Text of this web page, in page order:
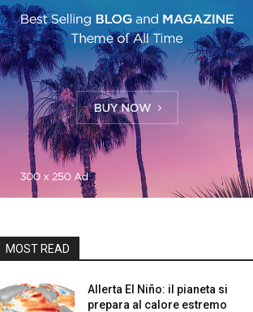
MOST READ
Allerta El Niño: il pianeta si
prepara al calore estremo